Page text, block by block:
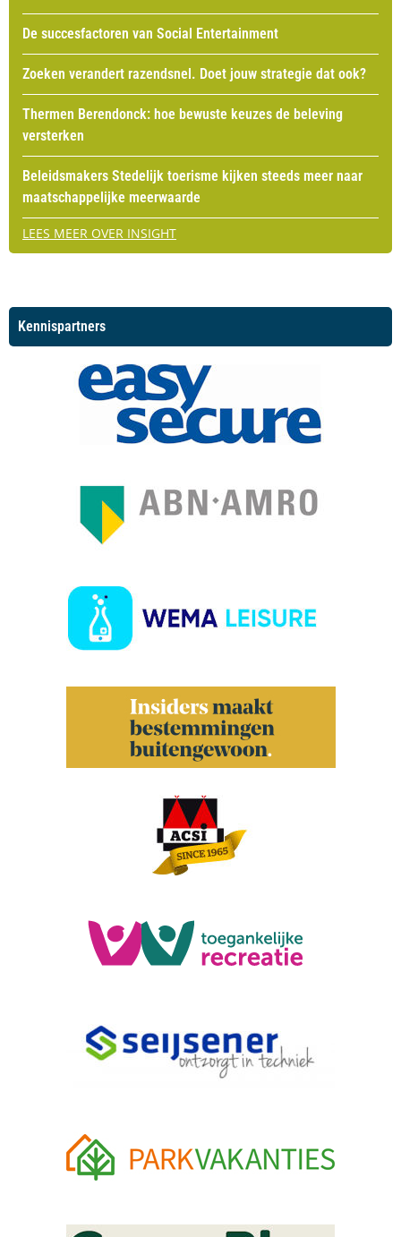
De succesfactoren van Social Entertainment
Zoeken verandert razendsnel. Doet jouw strategie dat ook?
Thermen Berendonck: hoe bewuste keuzes de beleving
versterken
Beleidsmakers Stedelijk toerisme kijken steeds meer naar
maatschappelijke meerwaarde
LEES MEER OVER INSIGHT
Kennispartners